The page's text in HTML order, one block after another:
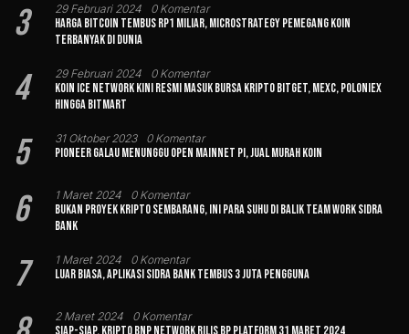
3 29 Februari 2024 0 Komentar
Harga Bitcoin Tembus Rp1 Miliar, MicroStrategy Pemegang Koin
Terbanyak di Dunia
4 29 Februari 2024 0 Komentar
Koin Ice Network Kini Resmi Masuk Bursa Kripto Bitget, MEXC, Poloniex
hingga BitMart
5 31 Oktober 2023 0 Komentar
Pioneer Galau Menunggu Open Mainnet Pi, Jual Murah Koin
6 1 Maret 2024 0 Komentar
Bukan Proyek Kripto Sembarang, Ini Para Suhu di Balik Team Work Sidra
Bank
7 1 Maret 2024 0 Komentar
Luar Biasa, Aplikasi Sidra Bank Tembus 3 Juta Pengguna
2 Maret 2024 0 Komentar
Siap-siap, Kripto BNP Network Rilis BP Platform 31 Maret 2024